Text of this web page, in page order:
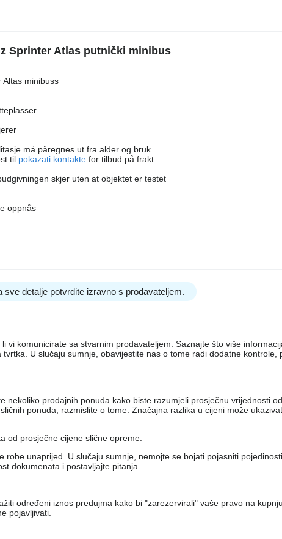
Sprinter Atlas putnički minibus
minibuss
må påregnes ut fra alder og bruk
til pokazati kontaktefor tilbud på frakt
skjer uten at objektet er testet
oppnås
detalje potvrdite izravno s prodavateljem.
vi komunicirate sa stvarnim prodavateljem. Saznajte što više
U slučaju sumnje, obavijestite nas o tome radi dodatne kontrole,
nekoliko prodajnih ponuda kako biste razumjeli prosječnu vrijednosti
ponuda, razmislite o tome. Značajna razlika u cijeni može
od prosječne cijene slične opreme.
robe unaprijed. U slučaju sumnje, nemojte se bojati pojasniti
dokumenata i postavljajte pitanja.
određeni iznos predujma kako bi "zarezervirali" vaše pravo na
pojavljivati.